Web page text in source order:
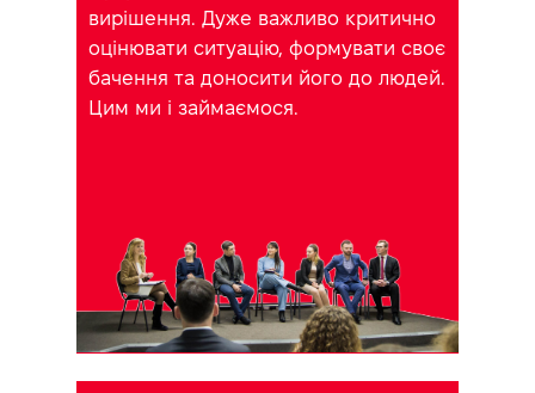
вирішення. Дуже важливо критично
оцінювати ситуацію, формувати своє
бачення та доносити його до людей.
Цим ми і займаємося.